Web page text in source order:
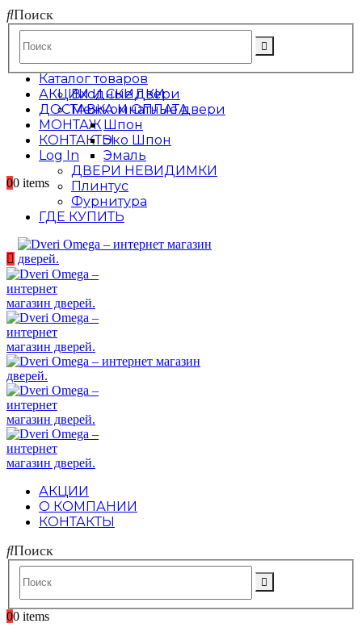
Поиск
АКЦИИ И СКИДКИ
ДОСТАВКА И ОПЛАТА
МОНТАЖ
КОНТАКТЫ
Log In
00 items
Каталог товаров
Входные двери
Межкомнатные двери
Шпон
Эко Шпон
Эмаль
ДВЕРИ НЕВИДИМКИ
Плинтус
Фурнитура
ГДЕ КУПИТЬ
АКЦИИ
О КОМПАНИИ
КОНТАКТЫ
Поиск
00 items